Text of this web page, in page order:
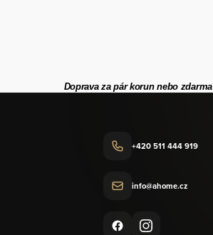
Doprava za pár korun nebo zdarma
+420 511 444 919
info@ahome.cz